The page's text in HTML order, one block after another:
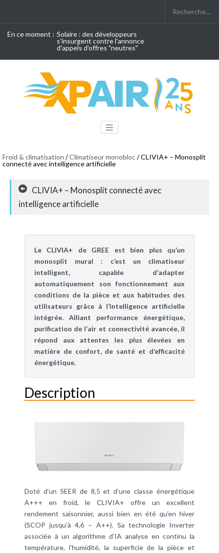
En ce moment : Solaire : des développeurs
s'insurgent contre l'annonce
d'appels d'offres "neutres"
Froid & climatisation /Climatiseur monobloc/ CLIVIA+ – Monosplit
connecté avec intelligence artificielle
CLIVIA+ – Monosplit connecté avec
intelligence artificielle
Le CLIVIA+ de GREE est bien plus qu’un
monosplit mural : c’est un climatiseur
intelligent, capable d’adapter
automatiquement son fonctionnement aux
conditions de la pièce et aux habitudes des
utilisateurs grâce à l’intelligence artificielle
intégrée. Alliant performance énergétique,
purification de l’air et connectivité avancée, il
répond aux attentes les plus élevées en
matière de confort, de santé et d’efficacité
énergétique.
Description
Doté d’un SEER de 8,5 et d’une classe énergétique
A+++ en froid, le CLIVIA+ offre un excellent
rendement saisonnier, aussi bien en été qu’en hiver
(SCOP jusqu’à 4,6 – A++). Sa technologie Inverter
associée à un algorithme d’IA analyse en continu la
température, l’humidité, la superficie de la pièce et